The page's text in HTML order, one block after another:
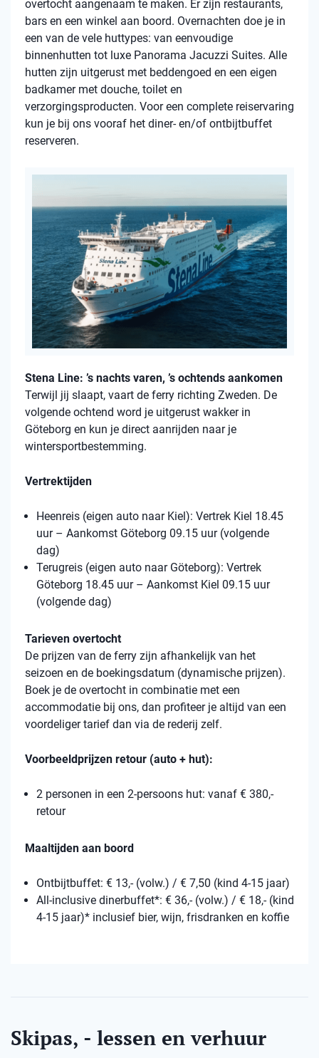
overtocht aangenaam te maken. Er zijn restaurants,
bars en een winkel aan boord. Overnachten doe je in
een van de vele huttypes: van eenvoudige
binnenhutten tot luxe Panorama Jacuzzi Suites. Alle
hutten zijn uitgerust met beddengoed en een eigen
badkamer met douche, toilet en
verzorgingsproducten. Voor een complete reiservaring
kun je bij ons vooraf het diner- en/of ontbijtbuffet
reserveren.
Stena Line: ’s nachts varen, ’s ochtends aankomen
Terwijl jij slaapt, vaart de ferry richting Zweden. De
volgende ochtend word je uitgerust wakker in
Göteborg en kun je direct aanrijden naar je
wintersportbestemming.
Vertrektijden
Heenreis (eigen auto naar Kiel): Vertrek Kiel 18.45
uur – Aankomst Göteborg 09.15 uur (volgende
dag)
Terugreis (eigen auto naar Göteborg): Vertrek
Göteborg 18.45 uur – Aankomst Kiel 09.15 uur
(volgende dag)
Tarieven overtocht
De prijzen van de ferry zijn afhankelijk van het
seizoen en de boekingsdatum (dynamische prijzen).
Boek je de overtocht in combinatie met een
accommodatie bij ons, dan profiteer je altijd van een
voordeliger tarief dan via de rederij zelf.
Voorbeeldprijzen retour (auto + hut):
2 personen in een 2-persoons hut: vanaf € 380,-
retour
Maaltijden aan boord
Ontbijtbuffet: € 13,- (volw.) / € 7,50 (kind 4-15 jaar)
All-inclusive dinerbuffet*: € 36,- (volw.) / € 18,- (kind
4-15 jaar)* inclusief bier, wijn, frisdranken en koffie
Skipas, - lessen en verhuur